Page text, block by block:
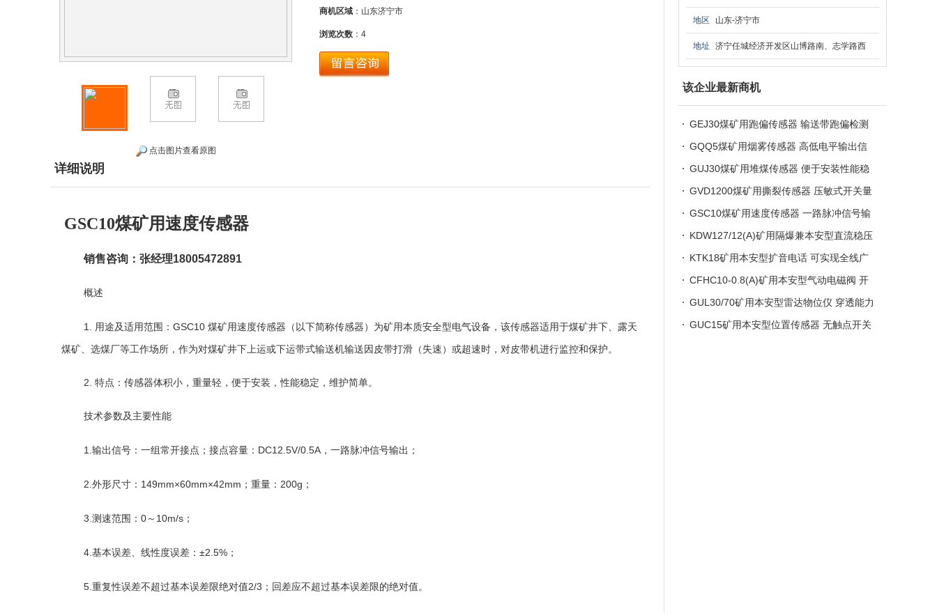
点击图片查看原图
商机区域 ：山东济宁市
浏览次数 ： 4
详细说明
GSC10煤矿用速度传感器
销售咨询：张经理18005472891
概述
1. 用途及适用范围： GSC10 煤矿用速度传感器（以下简称传感器）为矿用本质安全型电气设备，该传感器适用于煤矿井下、露天
煤矿、选煤厂等工作场所，作为对煤矿井下上运或下运带式输送机输送因皮带打滑（失速）或超速时，对皮带机进行监控和保护。
2. 特点：传感器体积小，重量轻，便于安装，性能稳定，维护简单。
技术参数及主要性能
1. 输出信号：一组常开接点 ；接点容量： DC12.5V/0.5A ，一路脉冲信号输出；
2 外形尺寸 ： 149mm×60mm×42mm ；重量： 200g ；
3. 测速范围： 0～ 10m/s ；
4. 基本误差、线性度误差： ±2.5% ；
5. 重复性误差不超过基本误差限绝对值2/3 ； 回差应不超过基本误差限的绝对值。
地区 山东-济宁市
地址 济宁任城经济开发区山博路南、志学路西
该企业最新商机
GEJ30煤矿用跑偏传感器 输送带跑偏检测
和保护用
GQQ5煤矿用烟雾传感器 高低电平输出信
号 性能稳定可靠
GUJ30煤矿用堆煤传感器 便于安装性能稳
定 机械开关式传感器
GVD1200煤矿用撕裂传感器 压敏式开关量
输出 矿用撕裂开关
GSC10煤矿用速度传感器 一路脉冲信号输
出 矿用打滑开关
KDW127/12(A)矿用隔爆兼本安型直流稳压
电源 性能稳定可靠
KTK18矿用本安型扩音电话 可实现全线广
播通信、半双工会话等
CFHC10-0.8(A)矿用本安型气动电磁阀 开
启和关闭灵敏可靠
GUL30/70矿用本安型雷达物位仪 穿透能力
强 测量精度高
GUC15矿用本安型位置传感器 无触点开关